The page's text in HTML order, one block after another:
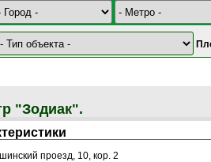
"Зодиак".
проезд, 10, кор. 2